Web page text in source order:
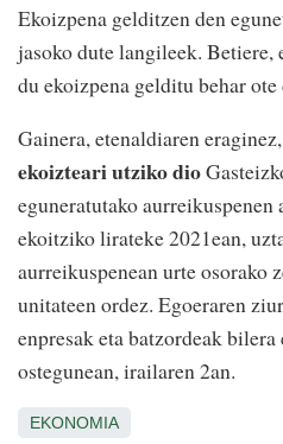
Ekoizpena gelditzen den
jasoko dute langileek. Betiere,
du ekoizpena gelditu behar ote
Gainera, etenaldiaren eraginez,
ekoizteari utziko dio
eguneratutako
ekoitziko lirateke 2021ean,
aurreikuspenean urte osorako
unitateen ordez. Egoeraren
enpresak eta batzordeak
ostegunean, irailaren 2an.
EKONOMIA